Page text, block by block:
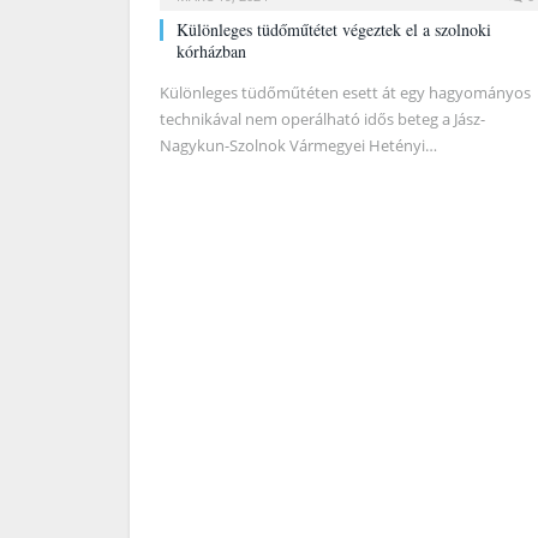
Különleges tüdőműtétet végeztek el a szolnoki
kórházban
Különleges tüdőműtéten esett át egy hagyományos
technikával nem operálható idős beteg a Jász-
Nagykun-Szolnok Vármegyei Hetényi…